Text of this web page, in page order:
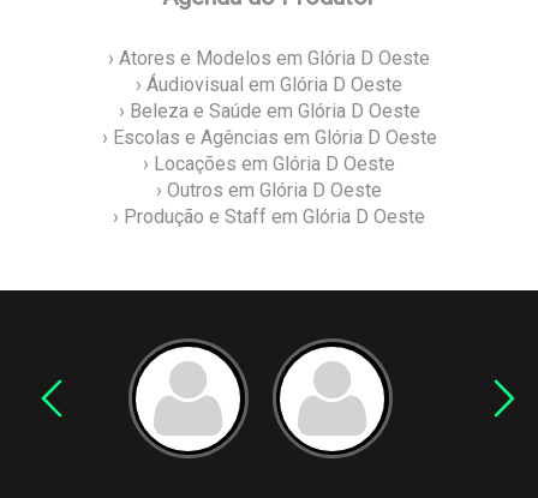
› Atores e Modelos em Glória D Oeste
› Áudiovisual em Glória D Oeste
› Beleza e Saúde em Glória D Oeste
› Escolas e Agências em Glória D Oeste
› Locações em Glória D Oeste
› Outros em Glória D Oeste
› Produção e Staff em Glória D Oeste